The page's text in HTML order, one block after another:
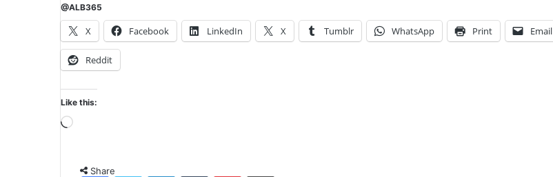
@ALB365
X Facebook LinkedIn X Tumblr WhatsApp Print Email
Reddit
Like this:
Loading…
Share